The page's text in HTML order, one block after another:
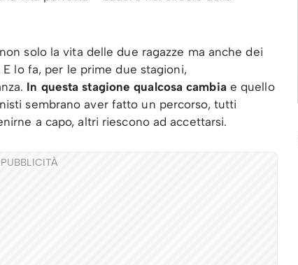
solo la vita delle due ragazze ma anche dei
lo fa, per le prime due stagioni,
In questa stagione qualcosa cambia e quello
sembrano aver fatto un percorso, tutti
a capo, altri riescono ad accettarsi.
PUBBLICITÀ